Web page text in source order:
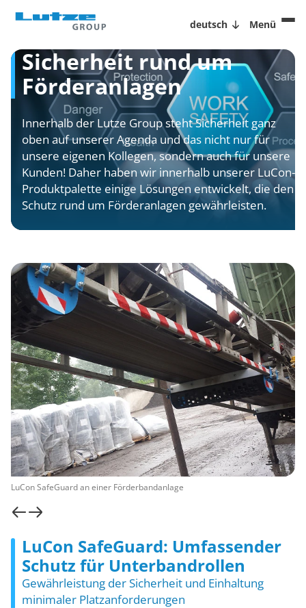
deutsch Menü
Sicherheit rund um
Förderanlagen
Innerhalb der Lutze Group steht Sicherheit ganz
oben auf unserer Agenda und das nicht nur für
unsere eigenen Kollegen, sondern auch für unsere
Kunden! Daher haben wir innerhalb unserer LuCon-
Produktpalette einige Lösungen entwickelt, die den
Schutz rund um Förderanlagen gewährleisten.
LuCon SafeGuard: Umfassender
Schutz für Unterbandrollen
Gewährleistung der Sicherheit und Einhaltung
minimaler Platzanforderungen
LuCon SafeGuard an einer Förderbandanlage